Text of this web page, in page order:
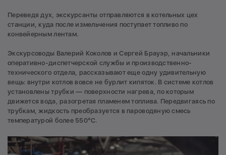
Переведя дух, экскурсанты отправляются в котельных цех
станции, куда после измельчения поступает топливо по
конвейерным лентам.
Экскурсоводы Валерий Коколов и Сергей Брауэр, начальники
оперативно-диспетчерской службы и производственно-
технического отдела, рассказывают еще одну удивительную
вещь: внутри котлов вовсе не бурлит кипяток. В системе котлов
установлены трубки — поверхности нагрева, по которым
движется вода, разогретая пламенем топлива. Передвигаясь по
трубкам, жидкость преобразуется в пароводяную смесь
температурой более 550°C.